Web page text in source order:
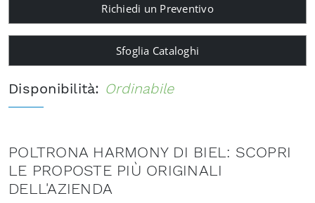
Richiedi un Preventivo
Sfoglia Cataloghi
Disponibilità: Ordinabile
POLTRONA HARMONY DI BIEL: SCOPRI
LE PROPOSTE PIÙ ORIGINALI
DELL'AZIENDA